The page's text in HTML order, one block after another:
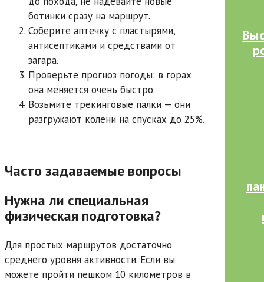
ботинки сразу на маршрут.
Соберите аптечку с пластырями,
антисептиками и средствами от
загара.
Проверьте прогноз погоды: в горах
она меняется очень быстро.
Возьмите трекинговые палки — они
разгружают колени на спусках до 25%.
Часто задаваемые вопросы
Нужна ли специальная
физическая подготовка?
Для простых маршрутов достаточно
среднего уровня активности. Если вы
можете пройти пешком 10 километров в